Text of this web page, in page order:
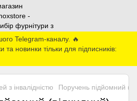
Telegram-каналу. 🔥
та новинки тільки для підписників:
з інвалідністю Поручень підйомний